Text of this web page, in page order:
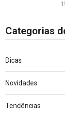
Categorias
Dicas
Novidades
Tendências